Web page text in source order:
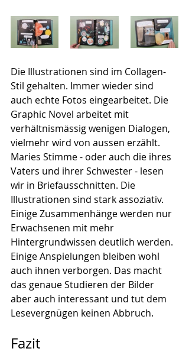
Die Illustrationen sind im Collagen-
Stil gehalten. Immer wieder sind
auch echte Fotos eingearbeitet. Die
Graphic Novel arbeitet mit
verhältnismässig wenigen Dialogen,
vielmehr wird von aussen erzählt.
Maries Stimme - oder auch die ihres
Vaters und ihrer Schwester - lesen
wir in Briefausschnitten. Die
Illustrationen sind stark assoziativ.
Einige Zusammenhänge werden nur
Erwachsenen mit mehr
Hintergrundwissen deutlich werden.
Einige Anspielungen bleiben wohl
auch ihnen verborgen. Das macht
das genaue Studieren der Bilder
aber auch interessant und tut dem
Lesevergnügen keinen Abbruch.
Fazit